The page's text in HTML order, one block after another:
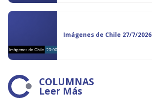
Imágenes de Chile 27/7/2026
COLUMNAS
Leer Más